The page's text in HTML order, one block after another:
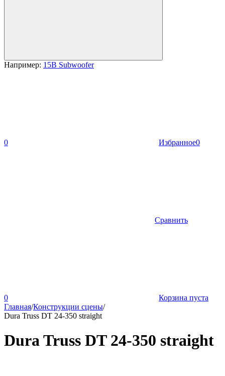
Например: 15B Subwoofer
0 Избранное0
Сравнить
0
Корзина пуста
Главная/Конструкции сцены/
Dura Truss DT 24-350 straight
Dura Truss DT 24-350 straight